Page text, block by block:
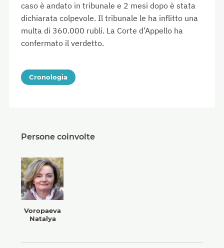
caso è andato in tribunale e 2 mesi dopo è stata
dichiarata colpevole. Il tribunale le ha inflitto una
multa di 360.000 rubli. La Corte d’Appello ha
confermato il verdetto.
Cronologia
Persone coinvolte
Voropaeva
Natalya